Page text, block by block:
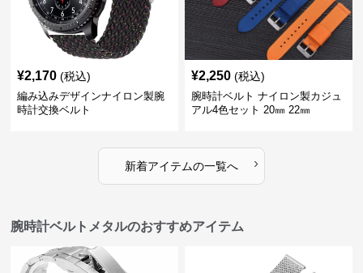
¥2,170 (税込)
編み込みデザインナイロン製腕
時計交換ベルト
¥2,250 (税込)
腕時計ベルト ナイロン製カジュ
アル4色セット 20㎜ 22㎜
新着アイテムの一覧へ ›
腕時計ベルトメタルのおすすめアイテム